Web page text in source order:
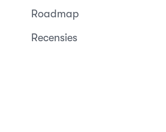
Roadmap
Recensies